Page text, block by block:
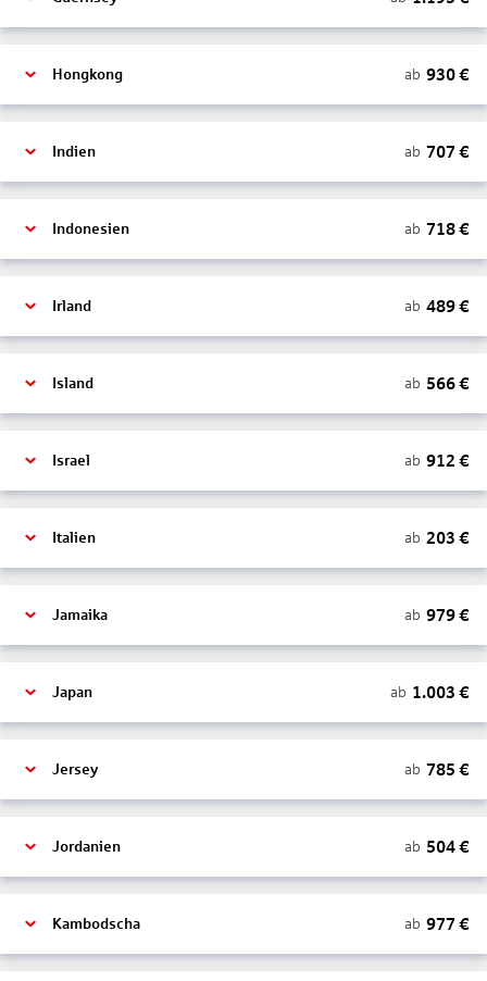
Hongkong ab 930€
Indien ab 707 €
Indonesien ab 718€
Irland ab 489€
Island ab 566€
Israel ab 912 €
Italien ab 203 €
Jamaika ab 979€
Japan ab 1.003 €
Jersey ab 785 €
Jordanien ab 504€
Kambodscha ab 977 €